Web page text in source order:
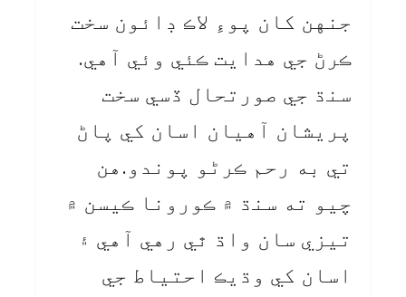
جنهن کان پوءِ لاڪ ڊائون سخت
ڪرڻ جي هدايت ڪئي وئي آهي.
سنڌ جي صورتحال ڏسي سخت
پريشان آهيان اسان کي پاڻ
تي به رحم ڪرڻو پوندو.هن
چيو ته سنڌ ۾ ڪورونا ڪيسن ۾
تيزي سان واڌ ٿي رهي آهي ۽
اسان کي وڌيڪ احتياط جي